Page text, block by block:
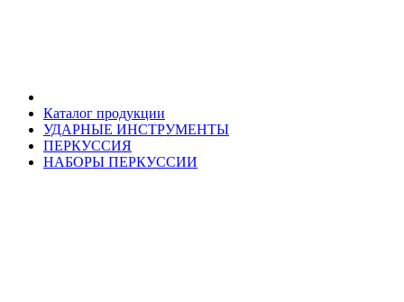
Каталог продукции
УДАРНЫЕ ИНСТРУМЕНТЫ
ПЕРКУССИЯ
НАБОРЫ ПЕРКУССИИ